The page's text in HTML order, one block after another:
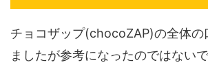
チョコザップ(chocoZAP)の全体の
ましたが参考になったのではない